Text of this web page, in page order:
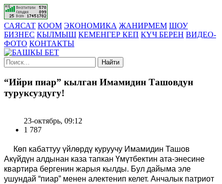
САЯСАТ КООМ ЭКОНОМИКА ЖАНИРМЕМ ШОУ
БИЗНЕС КЫЛМЫШ КЕМЕНГЕР КЕП КҮЧ БЕРЕН ВИДЕО-
ФОТО КОНТАКТЫ
Найти
“Ийри пиар” кылган Имамидин Ташовдун
туруксуздугу!
23-октябрь, 09:12
1 787
Көп кабаттуу үйлөрдү куруучу Имамидин Ташов
Акүйдүн алдынан каза тапкан Үмүтбектин ата-энесине
квартира бергенин жарыя кылды. Бул дайыма эле
ушундай “пиар” менен алектенип келет. Анчалык патриот